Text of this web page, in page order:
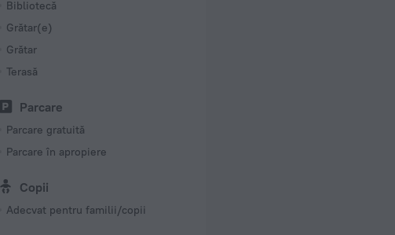
Bibliotecă
Grătar(e)
Grătar
Terasă
Parcare
Parcare gratuită
Parcare în apropiere
Copii
Adecvat pentru familii/copii